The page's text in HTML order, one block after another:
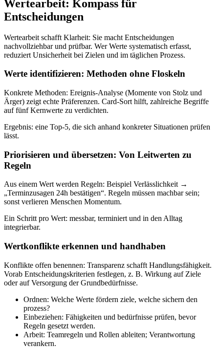
Wertearbeit: Kompass für
Entscheidungen
Wertearbeit schafft Klarheit: Sie macht Entscheidungen
nachvollziehbar und prüfbar. Wer Werte systematisch erfasst,
reduziert Unsicherheit bei Zielen und im täglichen Prozess.
Werte identifizieren: Methoden ohne Floskeln
Konkrete Methoden: Ereignis‑Analyse (Momente von Stolz und
Ärger) zeigt echte Präferenzen. Card‑Sort hilft, zahlreiche Begriffe
auf fünf Kernwerte zu verdichten.
Ergebnis: eine Top‑5, die sich anhand konkreter Situationen prüfen
lässt.
Priorisieren und übersetzen: Von Leitwerten zu
Regeln
Aus einem Wert werden Regeln: Beispiel Verlässlichkeit →
„Terminzusagen 24h bestätigen“. Regeln müssen machbar sein;
sonst verlieren Menschen Momentum.
Ein Schritt pro Wert: messbar, terminiert und in den Alltag
integrierbar.
Wertkonflikte erkennen und handhaben
Konflikte offen benennen: Transparenz schafft Handlungsfähigkeit.
Vorab Entscheidungskriterien festlegen, z. B. Wirkung auf Ziele
oder auf Versorgung der Grundbedürfnisse.
Ordnen: Welche Werte fördern ziele, welche sichern den
prozess?
Einbeziehen: Fähigkeiten und bedürfnisse prüfen, bevor
Regeln gesetzt werden.
Arbeit: Teamregeln und Rollen ableiten; Verantwortung
verankern.